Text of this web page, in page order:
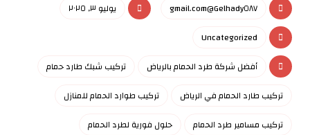
Gelhady٥٨٧@gmail.com
يوليو ٣, ٢٠٢٥
Uncategorized
أفضل شركة طرد الحمام بالرياض
تركيب شبك طارد حمام
تركيب طارد الحمام في الرياض
تركيب طوارد الحمام للمنازل
تركيب مسامير طرد الحمام
حلول فورية لطرد الحمام